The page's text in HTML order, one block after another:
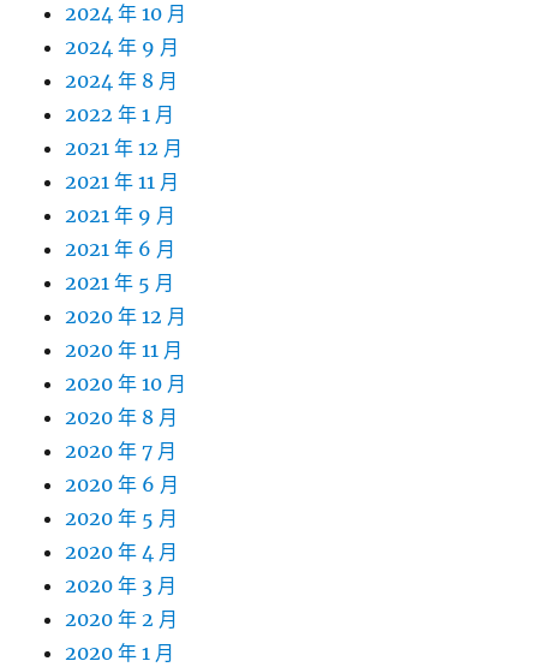
2024 年 10 月
2024 年 9 月
2024 年 8 月
2022 年 1 月
2021 年 12 月
2021 年 11 月
2021 年 9 月
2021 年 6 月
2021 年 5 月
2020 年 12 月
2020 年 11 月
2020 年 10 月
2020 年 8 月
2020 年 7 月
2020 年 6 月
2020 年 5 月
2020 年 4 月
2020 年 3 月
2020 年 2 月
2020 年 1 月